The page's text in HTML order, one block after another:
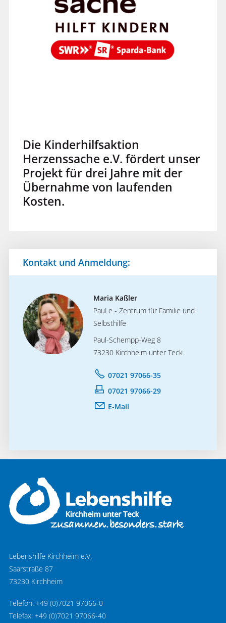
Die Kinderhilfsaktion
Herzenssache e.V. fördert unser
Projekt für drei Jahre mit der
Übernahme von laufenden
Kosten.
Kontakt und Anmeldung:
Maria Kaßler
PauLe - Zentrum für Familie und
Selbsthilfe
Paul-Schempp-Weg 8
73230 Kirchheim unter Teck
07021 97066-35
07021 97066-29
E-Mail
Lebenshilfe Kirchheim e.V.
Saarstraße 87
73230 Kirchheim
Telefon: +49 (0)7021 97066-0
Telefax: +49 (0)7021 97066-40